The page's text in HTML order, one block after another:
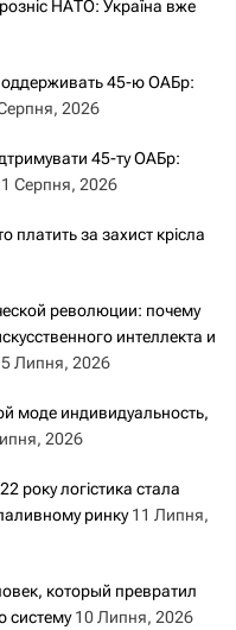
НАТО: Україна вже
45-ю ОАБр:
2026
45-ту ОАБр:
1 Серпня, 2026
за захист крісла
революции: почему
интеллекта и
Липня, 2026
моде индивидуальность,
2026
року логістика стала
ринку 11 Липня,
который превратил
систему 10 Липня, 2026